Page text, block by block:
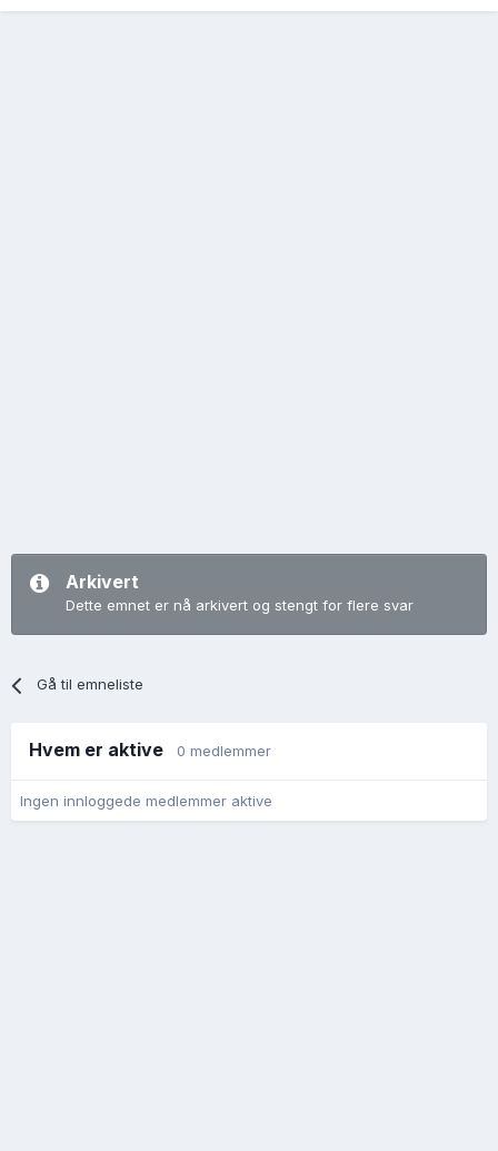
Arkivert
Dette emnet er nå arkivert og stengt for flere svar
Gå til emneliste
Hvem er aktive 0 medlemmer
Ingen innloggede medlemmer aktive